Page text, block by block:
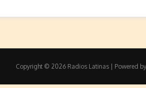
Copyright © 2026 Radios Latinas | Powered by